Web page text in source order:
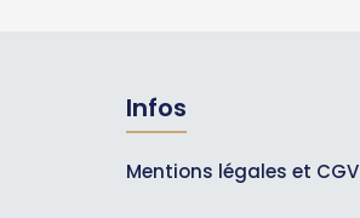
Infos
Mentions légales et CGV